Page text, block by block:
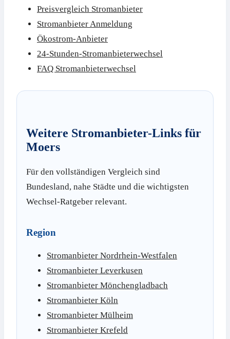
Preisvergleich Stromanbieter
Stromanbieter Anmeldung
Ökostrom-Anbieter
24-Stunden-Stromanbieterwechsel
FAQ Stromanbieterwechsel
Weitere Stromanbieter-Links für
Moers
Für den vollständigen Vergleich sind
Bundesland, nahe Städte und die wichtigsten
Wechsel-Ratgeber relevant.
Region
Stromanbieter Nordrhein-Westfalen
Stromanbieter Leverkusen
Stromanbieter Mönchengladbach
Stromanbieter Köln
Stromanbieter Mülheim
Stromanbieter Krefeld